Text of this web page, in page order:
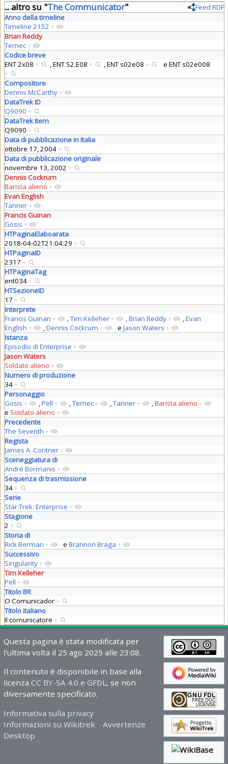
... altro su "The Communicator"
Feed RDF
Anno della timeline
Timeline 2152 +
Brian Reddy
Temec+
Codice breve
ENT 2x08 + ,ENT S2.E08 + ,ENT s02e08 + e ENT s02e008
+
Compositore
Dennis McCarthy+
DataTrek ID
Q9090 +
DataTrek Item
Q9090 +
Data di pubblicazione in Italia
ottobre 17, 2004+
Data di pubblicazione originale
novembre 13, 2002 +
Dennis Cockrum
Barista alieno +
Evan English
Tanner+
Francis Guinan
Gosis +
HTPaginaElaboarata
2018-04-02T21:04:29 +
HTPaginaID
2317 +
HTPaginaTag
ent034+
HTSezioneID
17 +
Interprete
Francis Guinan + ,Tim Kelleher+ ,Brian Reddy+ ,Evan
English + ,Dennis Cockrum + e Jason Waters +
Istanza
Episodio di Enterprise +
Jason Waters
Soldato alieno +
Numero di produzione
34+
Personaggio
Gosis + ,Pell + ,Temec+ ,Tanner+ ,Barista alieno +
e Soldato alieno +
Precedente
The Seventh +
Regista
James A. Contner+
Sceneggiatura di
André Bormanis +
Sequenza di trasmissione
34+
Serie
Star Trek: Enterprise +
Stagione
2 +
Storia di
Rick Berman + e Brannon Braga +
Successivo
Singularity+
Tim Kelleher
Pell +
Titolo BR
O Comunicador+
Titolo italiano
Il comunicatore +
Questa pagina è stata modificata per
l'ultima volta il 25 ago 2025 alle 23:08.
Il contenuto è disponibile in base alla
licenza CC BY-SA 4.0 e GFDL, se non
diversamente specificato.
Informativa sulla privacy
Informazioni su Wikitrek
Avvertenze
Desktop